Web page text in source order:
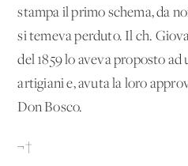
stampa il primo schema, da
si temeva perduto. Il ch.
del 1859 lo aveva proposto
artigiani e, avuta la loro
Don Bosco.
¬†